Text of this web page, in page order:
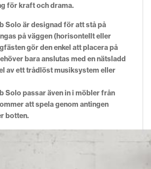
för kraft och drama.
Solo är designad för att stå på
på väggen (horisontellt eller
gör den enkel att placera på
bara anslutas med en nätsladd
av ett trådlöst musiksystem eller
Solo passar även in i möbler från
att spela genom antingen
botten.